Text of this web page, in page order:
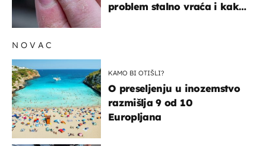
problem stalno vraća i kako
NOVAC
KAMO BI OTIŠLI?
O preseljenju u inozemstvo
razmišlja 9 od 10
Europljana